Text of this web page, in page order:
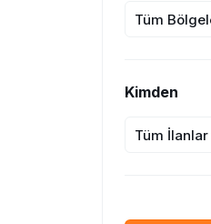
Tüm
Kimden
Tüm İlanlar